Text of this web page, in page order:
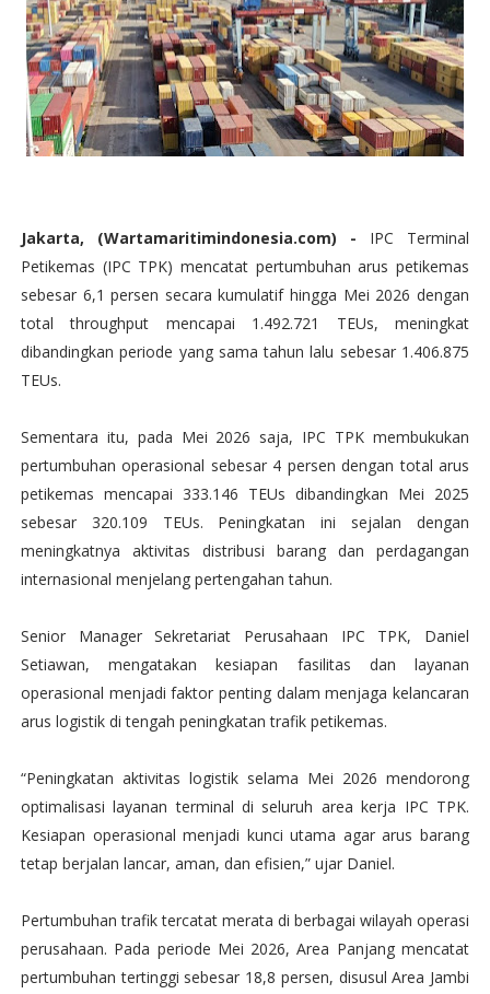
Jakarta, (Wartamaritimindonesia.com) - IPC Terminal
Petikemas (IPC TPK) mencatat pertumbuhan arus petikemas
sebesar 6,1 persen secara kumulatif hingga Mei 2026 dengan
total throughput mencapai 1.492.721 TEUs, meningkat
dibandingkan periode yang sama tahun lalu sebesar 1.406.875
TEUs.
Sementara itu, pada Mei 2026 saja, IPC TPK membukukan
pertumbuhan operasional sebesar 4 persen dengan total arus
petikemas mencapai 333.146 TEUs dibandingkan Mei 2025
sebesar 320.109 TEUs. Peningkatan ini sejalan dengan
meningkatnya aktivitas distribusi barang dan perdagangan
internasional menjelang pertengahan tahun.
Senior Manager Sekretariat Perusahaan IPC TPK, Daniel
Setiawan, mengatakan kesiapan fasilitas dan layanan
operasional menjadi faktor penting dalam menjaga kelancaran
arus logistik di tengah peningkatan trafik petikemas.
“Peningkatan aktivitas logistik selama Mei 2026 mendorong
optimalisasi layanan terminal di seluruh area kerja IPC TPK.
Kesiapan operasional menjadi kunci utama agar arus barang
tetap berjalan lancar, aman, dan efisien,” ujar Daniel.
Pertumbuhan trafik tercatat merata di berbagai wilayah operasi
perusahaan. Pada periode Mei 2026, Area Panjang mencatat
pertumbuhan tertinggi sebesar 18,8 persen, disusul Area Jambi